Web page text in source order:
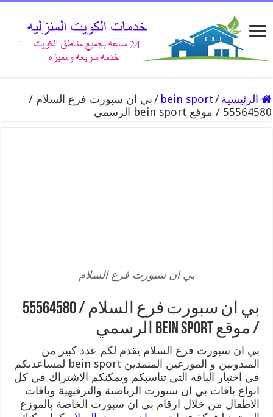
الرئيسية /
bein sport
/بي ان سبورت فرع السلام /
55564580 / موقع bein sport الرسمي
بي ان سبورت فرع السلام
بي ان سبورت فرع السلام / 55564580
/ موقع bein sport الرسمي
بي ان سبورت فرع السلام يقدم لكم عدد كبير من
المندوبين و الموزعين المتمدين bein sport لمساعدتكم
في اختيار الباقة التي تناسبكم ويمكنكم الاشتراك في كل
انواع باقات بي ان سبورت الرياضية والترفيهية وباقات
الاطفال من خلال ارقام بي ان سبورت الخاصة بالموزع